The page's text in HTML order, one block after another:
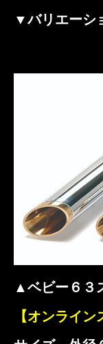
▼バリエーシ
▲ベビー６
【オンライ